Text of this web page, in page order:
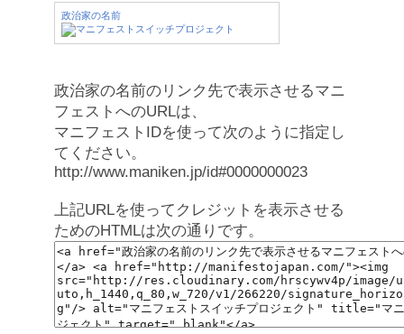
政治家の名前
政治家の名前のリンク先で表示させるマニ
フェストへのURLは、
マニフェストIDを使って次のように指定し
てください。
http://www.maniken.jp/id#0000000023
上記URLを使ってクレジットを表示させる
ためのHTMLは次の通りです。